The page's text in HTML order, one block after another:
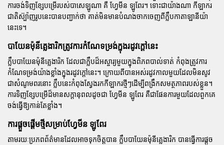
ការចង់ទិញខ្សែបម្រើរបស់បាសេឡូណា គឺ ហ្វែមីន ឡូពែរ។ ទោះជាយ៉ាងណា កីឡាករ
ជាតិស៊្ប៉ាញរូបនេះបានបញ្ជាក់ថា គាត់មិនមានបំណងចាកចេញពីក្លឹបកាតាឡានីយ៉ា
នេះទេ។
បាយែនម៉ុនីគ្លេងារិកត្រូវការកំណែទម្រង់ក្នុងរដូវក្តៅនេះ
ក្លឹបបាយែនម៉ុនីគ្លេងារិក ដែលជាក្លឹបដ៏អស្ចារ្យមួយក្នុងពិភពបាល់ទាត់ កំពុងត្រូវការ
កំណែទម្រង់យ៉ាងខ្លាំងក្នុងរដូវក្តៅនេះ។ ក្រោយពីបានអស់រដូវកាលមួយដែលមិនសូវ
ជាសំណូមពរនោះ ក្លឹបនេះកំពុងស្វែងរកកីឡាករថ្មីៗដើម្បីពង្រឹកសមត្ថភាពរបស់ខ្លួន។
ការទិញខ្សែបម្រើដ៏មានសក្តានុពលដូចជា ហ្វែមីន ឡូពែរ គឺជាផែនការមួយដែលពួកគេ
ចង់ធ្វើឱ្យកាន់តែខ្លាំង។
ការផ្តួចផ្តើមថ្មីសម្រាប់ហ្វែមីន ឡូពែរ
តាមរយៈប្រភពព័ត៌មានដែលអាចទុកចិត្តបាន ក្លឹបបាយែនម៉ុនីគ្លេងារិក បានធ្វើការផ្តួច